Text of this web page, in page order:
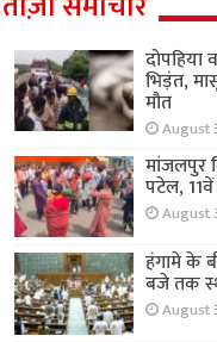
दोपहिया
भिड़ंत,
मौत
August
मांजलपुर
पटेल,
August
हंगामे के
बजे तक
August